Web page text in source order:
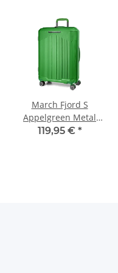
March Fjord S
Appelgreen Metal
Koffer
119,95 € *